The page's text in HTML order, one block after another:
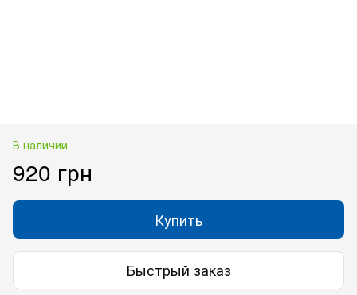
В наличии
920 грн
Купить
Быстрый заказ